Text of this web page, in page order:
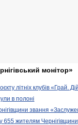
монітор»
літніх клубів «Грай.
в полоні
звання
655 жителям Чернігівщини